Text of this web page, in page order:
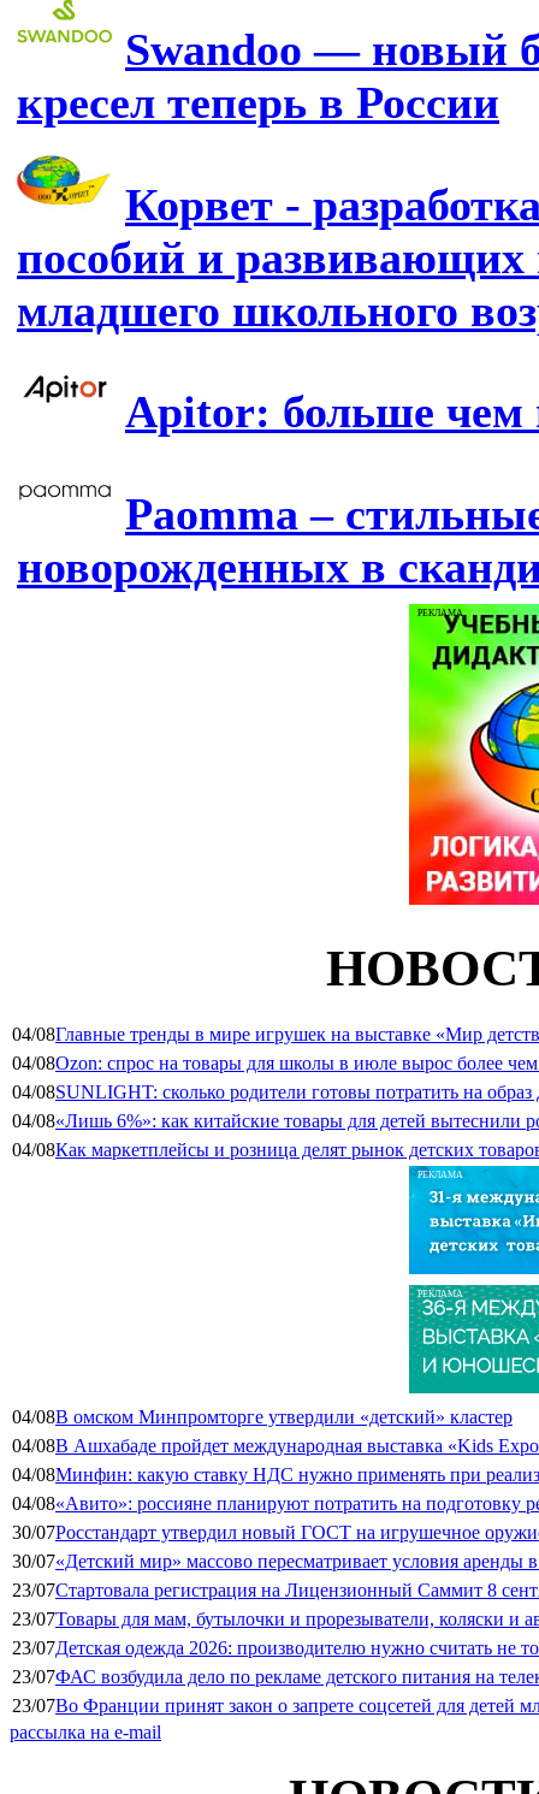
Swandoo — новый
кресел теперь в России
Корвет -
пособий и развивающих
младшего школьного
Apitor: больше чем
Paomma –
новорожденных в
РЕКЛАМА
04/08Главные тренды в мире игрушек на выставке «Мир
04/08Ozon: спрос на товары для школы в июле вырос более чем
04/08SUNLIGHT: сколько родители готовы потратить на
04/08«Лишь 6%»: как китайские товары для детей вытеснили
04/08Как маркетплейсы и розница делят рынок детских
РЕКЛАМА
РЕКЛАМА
04/08В омском Минпромторге утвердили «детский» кластер
04/08В Ашхабаде пройдет международная выставка «Kids
04/08Минфин: какую ставку НДС нужно применять при
04/08«Авито»: россияне планируют потратить на подготовку
30/07Росстандарт утвердил новый ГОСТ на игрушечное
30/07«Детский мир» массово пересматривает условия аренды
23/07Стартовала регистрация на Лицензионный Саммит 8
23/07Товары для мам, бутылочки и прорезыватели, коляски и
23/07Детская одежда 2026: производителю нужно считать не
23/07ФАС возбудила дело по рекламе детского питания на
23/07Во Франции принят закон о запрете соцсетей для детей
рассылка на e-mail